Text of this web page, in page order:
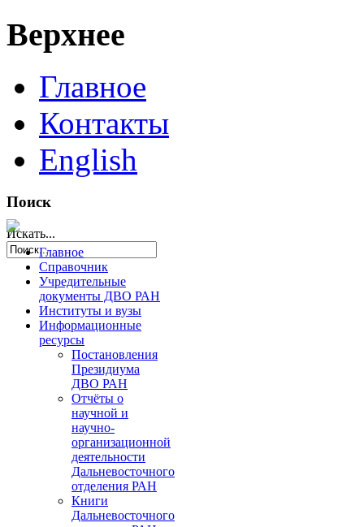
Верхнее
Главное
Контакты
English
Поиск
Искать...
Главное
Справочник
Учредительные
документы ДВО РАН
Институты и вузы
Информационные
ресурсы
Постановления
Президиума
ДВО РАН
Отчёты о
научной и
научно-
организационной
деятельности
Дальневосточного
отделения РАН
Книги
Дальневосточного